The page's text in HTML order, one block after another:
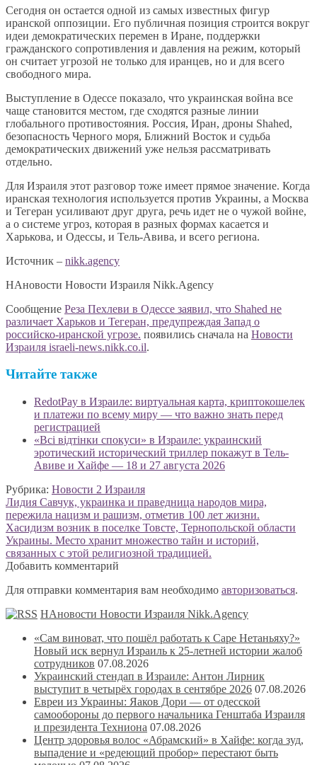
Сегодня он остается одной из самых известных фигур
иранской оппозиции. Его публичная позиция строится вокруг
идеи демократических перемен в Иране, поддержки
гражданского сопротивления и давления на режим, который
он считает угрозой не только для иранцев, но и для всего
свободного мира.
Выступление в Одессе показало, что украинская война все
чаще становится местом, где сходятся разные линии
глобального противостояния. Россия, Иран, дроны Shahed,
безопасность Черного моря, Ближний Восток и судьба
демократических движений уже нельзя рассматривать
отдельно.
Для Израиля этот разговор тоже имеет прямое значение. Когда
иранская технология используется против Украины, а Москва
и Тегеран усиливают друг друга, речь идет не о чужой войне,
а о системе угроз, которая в разных формах касается и
Харькова, и Одессы, и Тель-Авива, и всего региона.
Источник – nikk.agency
НАновости Новости Израиля Nikk.Agency
Сообщение Реза Пехлеви в Одессе заявил, что Shahed не
различает Харьков и Тегеран, предупреждая Запад о
российско-иранской угрозе. появились сначала на Новости
Израиля israeli-news.nikk.co.il.
Читайте также
RedotPay в Израиле: виртуальная карта, криптокошелек
и платежи по всему миру — что важно знать перед
регистрацией
«Всі відтінки спокуси» в Израиле: украинский
эротический исторический триллер покажут в Тель-
Авиве и Хайфе — 18 и 27 августа 2026
Рубрика: Новости 2 Израиля
Навигация
по
записям
Предыдущая
запись:
Лидия Савчук, украинка и праведница народов мира,
пережила нацизм и рашизм, отметив 100 лет жизни.
Следующая
запись:
Хасидизм возник в поселке Товсте, Тернопольской области
Украины. Место хранит множество тайн и историй,
связанных с этой религиозной традицией.
Добавить комментарий
Для отправки комментария вам необходимо авторизоваться.
НАновости Новости Израиля Nikk.Agency
«Сам виноват, что пошёл работать к Саре Нетаньяху?»
Новый иск вернул Израиль к 25-летней истории жалоб
сотрудников 07.08.2026
Украинский стендап в Израиле: Антон Лирник
выступит в четырёх городах в сентябре 2026 07.08.2026
Евреи из Украины: Яаков Дори — от одесской
самообороны до первого начальника Генштаба Израиля
и президента Техниона 07.08.2026
Центр здоровья волос «Абрaмский» в Хайфе: когда зуд,
выпадение и «редеющий пробор» перестают быть